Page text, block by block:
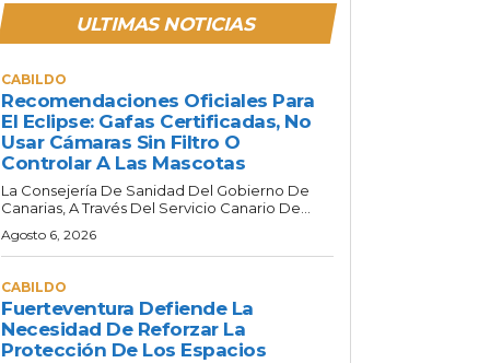
ULTIMAS NOTICIAS
CABILDO
Recomendaciones Oficiales Para
El Eclipse: Gafas Certificadas, No
Usar Cámaras Sin Filtro O
Controlar A Las Mascotas
La Consejería De Sanidad Del Gobierno De
Canarias, A Través Del Servicio Canario De...
Agosto 6, 2026
CABILDO
Fuerteventura Defiende La
Necesidad De Reforzar La
Protección De Los Espacios